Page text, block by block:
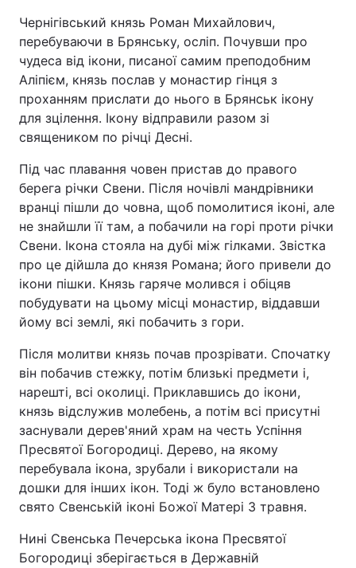
Чернігівський князь Роман Михайлович,
перебуваючи в Брянську, осліп. Почувши про
чудеса від ікони, писаної самим преподобним
Аліпієм, князь послав у монастир гінця з
проханням прислати до нього в Брянськ ікону
для зцілення. Ікону відправили разом зі
священиком по річці Десні.
Під час плавання човен пристав до правого
берега річки Свени. Після ночівлі мандрівники
вранці пішли до човна, щоб помолитися іконі, але
не знайшли її там, а побачили на горі проти річки
Свени. Ікона стояла на дубі між гілками. Звістка
про це дійшла до князя Романа; його привели до
ікони пішки. Князь гаряче молився і обіцяв
побудувати на цьому місці монастир, віддавши
йому всі землі, які побачить з гори.
Після молитви князь почав прозрівати. Спочатку
він побачив стежку, потім близькі предмети і,
нарешті, всі околиці. Приклавшись до ікони,
князь відслужив молебень, а потім всі присутні
заснували дерев'яний храм на честь Успіння
Пресвятої Богородиці. Дерево, на якому
перебувала ікона, зрубали і використали на
дошки для інших ікон. Тоді ж було встановлено
свято Свенській іконі Божої Матері 3 травня.
Нині Свенська Печерська ікона Пресвятої
Богородиці зберігається в Державній